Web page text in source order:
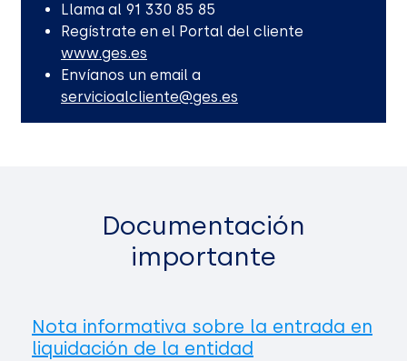
Llama al 91 330 85 85
Regístrate en el Portal del cliente
www.ges.es
Envíanos un email a
servicioalcliente@ges.es
Documentación
importante
Nota informativa sobre la entrada en
liquidación de la entidad